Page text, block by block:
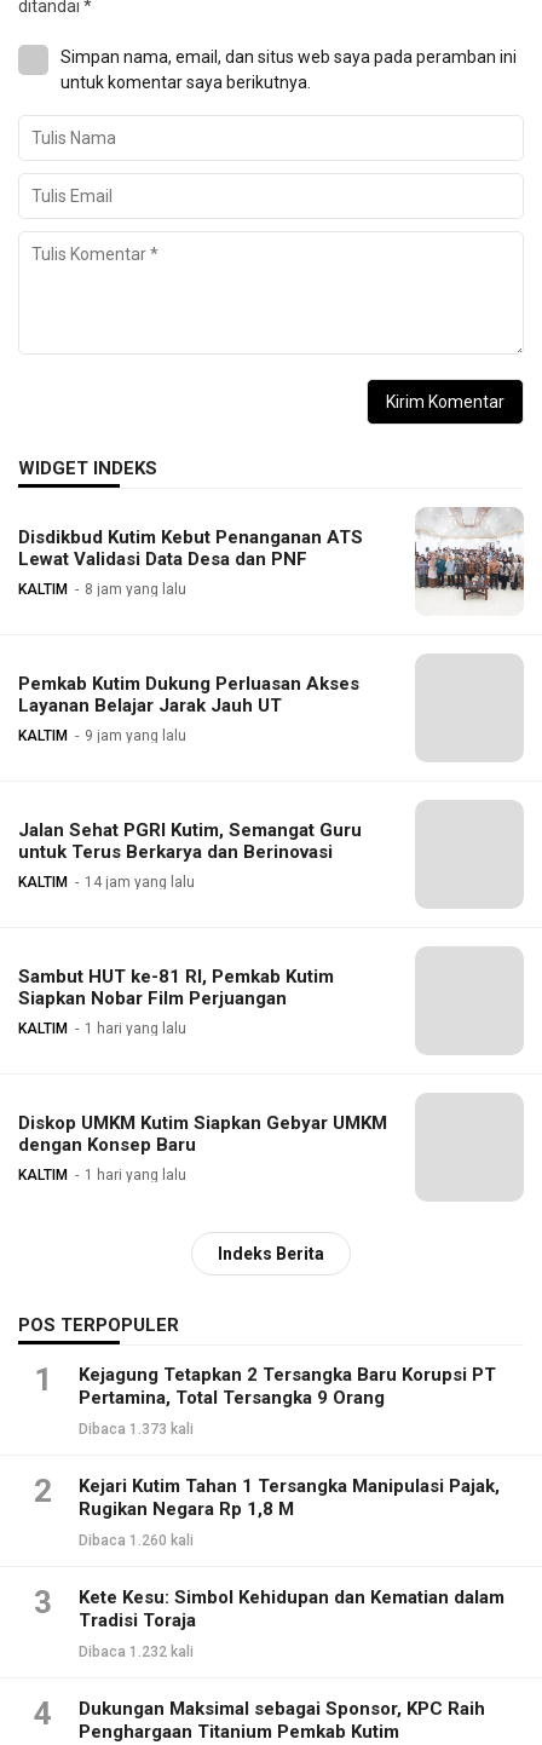
ditandai *
Simpan nama, email, dan situs web saya pada peramban ini
untuk komentar saya berikutnya.
WIDGET INDEKS
Disdikbud Kutim Kebut Penanganan ATS
Lewat Validasi Data Desa dan PNF
KALTIM 8 jam yang lalu
Pemkab Kutim Dukung Perluasan Akses
Layanan Belajar Jarak Jauh UT
KALTIM 9 jam yang lalu
Jalan Sehat PGRI Kutim, Semangat Guru
untuk Terus Berkarya dan Berinovasi
KALTIM 14 jam yang lalu
Sambut HUT ke-81 RI, Pemkab Kutim
Siapkan Nobar Film Perjuangan
KALTIM 1 hari yang lalu
Diskop UMKM Kutim Siapkan Gebyar UMKM
dengan Konsep Baru
KALTIM 1 hari yang lalu
Indeks Berita
POS TERPOPULER
1
Kejagung Tetapkan 2 Tersangka Baru Korupsi PT
Pertamina, Total Tersangka 9 Orang
Dibaca 1.373 kali
2
Kejari Kutim Tahan 1 Tersangka Manipulasi Pajak,
Rugikan Negara Rp 1,8 M
Dibaca 1.260 kali
3
Kete Kesu: Simbol Kehidupan dan Kematian dalam
Tradisi Toraja
Dibaca 1.232 kali
4
Dukungan Maksimal sebagai Sponsor, KPC Raih
Penghargaan Titanium Pemkab Kutim